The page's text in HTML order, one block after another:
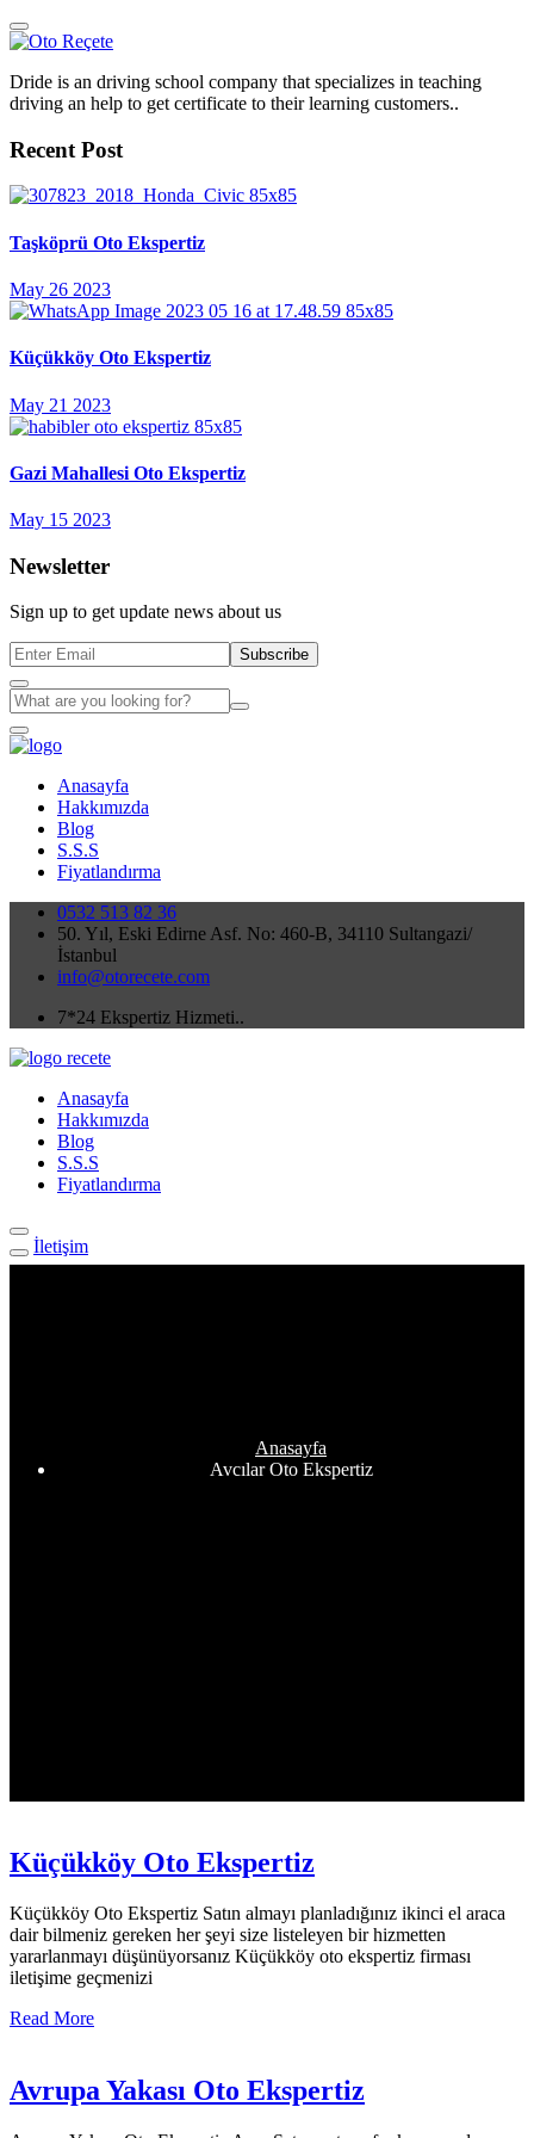
Dride is an driving school company that specializes in teaching
driving an help to get certificate to their learning customers..
Recent Post
Taşköprü Oto Ekspertiz
May 26 2023
Küçükköy Oto Ekspertiz
May 21 2023
Gazi Mahallesi Oto Ekspertiz
May 15 2023
Newsletter
Sign up to get update news about us
Subscribe
Anasayfa
Hakkımızda
Blog
S.S.S
Fiyatlandırma
0532 513 82 36
50. Yıl, Eski Edirne Asf. No: 460-B, 34110 Sultangazi/
İstanbul
info@otorecete.com
7*24 Ekspertiz Hizmeti..
Anasayfa
Hakkımızda
Blog
S.S.S
Fiyatlandırma
İletişim
Anasayfa
Avcılar Oto Ekspertiz
Küçükköy Oto Ekspertiz
Küçükköy Oto Ekspertiz Satın almayı planladığınız ikinci el araca
dair bilmeniz gereken her şeyi size listeleyen bir hizmetten
yararlanmayı düşünüyorsanız Küçükköy oto ekspertiz firması
iletişime geçmenizi
Read More
Avrupa Yakası Oto Ekspertiz